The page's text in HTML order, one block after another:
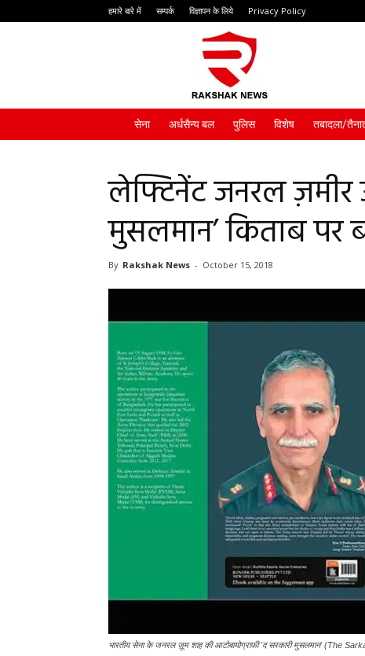
हमारे बारे में सम्पर्क विज्ञापन के लिये Privacy Policy
सेना अर्धसैन्य बल पुलिस विशेष तबादला/
लेफ्टिनेंट जनरल ज़मीर
मुसलमान’ किताब पर
By Rakshak News - October 15, 2018
भारतीय सेना के जनरल ज़ूम शाह की आटोबायोग्राफी 'द सरकारी मुसलमान' (The